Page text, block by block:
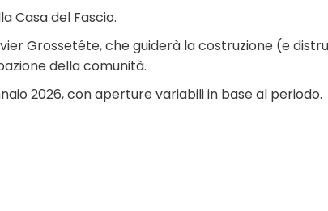
Casa del Fascio.
Grossetête, che guiderà la costruzione (e
della comunità.
2026, con aperture variabili in base al periodo.